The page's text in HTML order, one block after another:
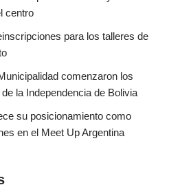
centro
para los talleres de
comenzaron los
la Independencia de Bolivia
su posicionamiento como
en el Meet Up Argentina